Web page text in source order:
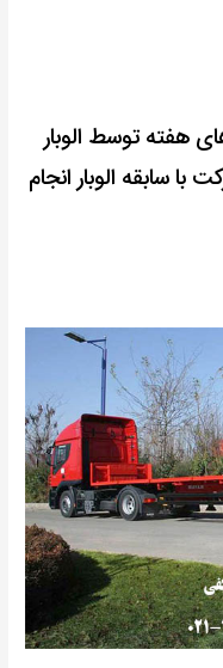
هفته توسط الوبار
سابقه الوبار انجام